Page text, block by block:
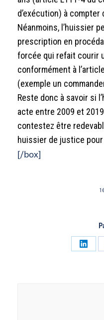
d’exécution) à
Néanmoins, l’huissier
prescription en
forcée qui refait courir
conformément à
(exemple un
Reste donc à savoir si
acte entre 2009 et
contestez être
huissier de justice
[/box]